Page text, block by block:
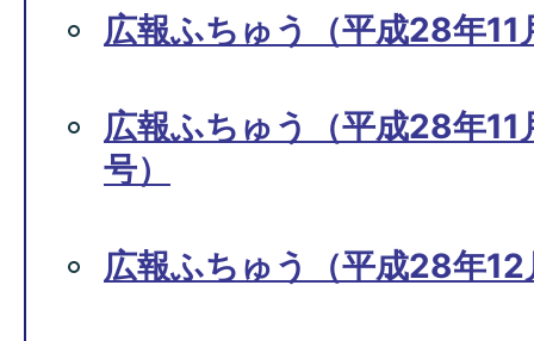
広報ふちゅう（平成28年11
広報ふちゅう（平成28年
号）
広報ふちゅう（平成28年